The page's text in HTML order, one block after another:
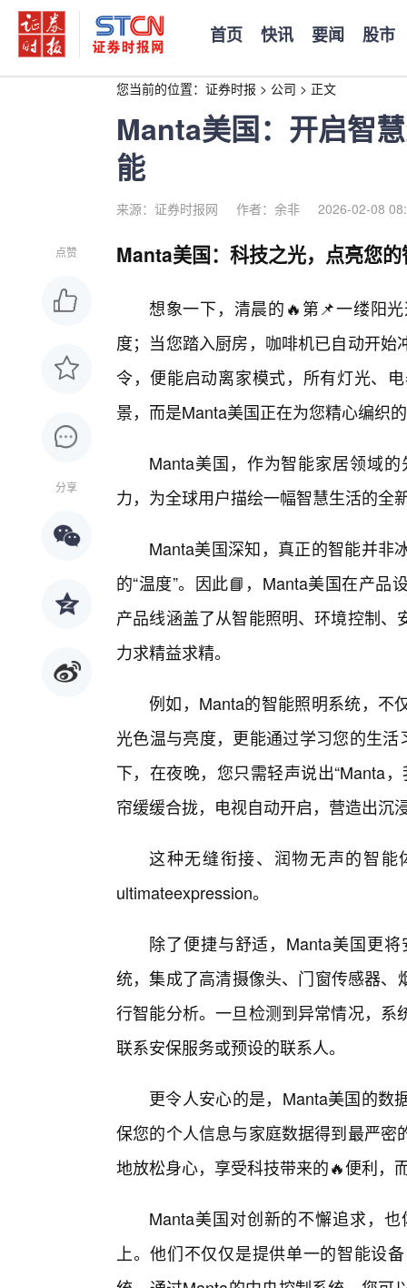
首页 快讯 要闻 股市
您当前的位置： 证券时报 > 公司 > 正文
Manta美国：开启智
能
来源：证券时报网 作者：余非 2026-02-08
点赞
分享
Manta美国：科技之光，点亮您
想象一下，清晨的🔥第📌一缕阳
度；当您踏入厨房，咖啡机已自动开
令，便能启动离家模式，所有灯光、
景，而是Manta美国正在为您精心编织
Manta美国，作为智能家居领域
力，为全球用户描绘一幅智慧生活的全
Manta美国深知，真正的智能并非
的“温度”。因此📘，Manta美国在产
产品线涵盖了从智能照明、环境控制
力求精益求精。
例如，Manta的智能照明系统，不
光色温与亮度，更能通过学习您的生
下，在夜晚，您只需轻声说出“Manta
帘缓缓合拢，电视自动开启，营造出沉
这种无缝衔接、润物无声的智能
ultimateexpression。
除了便捷与舒适，Manta美国更
统，集成了高清摄像头、门窗传感器
行智能分析。一旦检测到异常情况，
联系安保服务或预设的联系人。
更令人安心的是，Manta美国的数
保您的个人信息与家庭数据得到最严
地放松身心，享受科技带来的🔥便利，
Manta美国对创新的不懈追求，
上。他们不仅仅是提供单一的智能设